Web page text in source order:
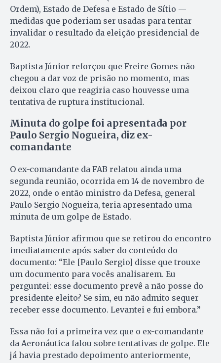
Ordem), Estado de Defesa e Estado de Sítio —
medidas que poderiam ser usadas para tentar
invalidar o resultado da eleição presidencial de
2022.
Baptista Júnior reforçou que Freire Gomes não
chegou a dar voz de prisão no momento, mas
deixou claro que reagiria caso houvesse uma
tentativa de ruptura institucional.
Minuta do golpe foi apresentada por
Paulo Sergio Nogueira, diz ex-
comandante
O ex-comandante da FAB relatou ainda uma
segunda reunião, ocorrida em 14 de novembro de
2022, onde o então ministro da Defesa, general
Paulo Sergio Nogueira, teria apresentado uma
minuta de um golpe de Estado.
Baptista Júnior afirmou que se retirou do encontro
imediatamente após saber do conteúdo do
documento: “Ele [Paulo Sergio] disse que trouxe
um documento para vocês analisarem. Eu
perguntei: esse documento prevê a não posse do
presidente eleito? Se sim, eu não admito sequer
receber esse documento. Levantei e fui embora.”
Essa não foi a primeira vez que o ex-comandante
da Aeronáutica falou sobre tentativas de golpe. Ele
já havia prestado depoimento anteriormente,